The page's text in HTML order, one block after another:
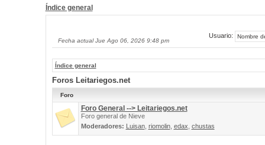
Índice general
Fecha actual Jue Ago 06, 2026 9:48 pm
Usuario:
Índice general
Foros Leitariegos.net
Foro
Foro General --> Leitariegos.net
Foro general de Nieve
Moderadores: Luisan, riomolin, edax chustas